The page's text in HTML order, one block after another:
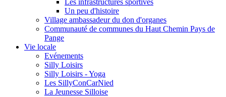
Un peu d'histoire
Village ambassadeur du don d'organes
Communauté de communes du Haut Chemin Pays de
Pange
Vie locale
Evénements
Silly Loisirs
Silly Loisirs - Yoga
Les SillyConCarNied
La Jeunesse Silloise